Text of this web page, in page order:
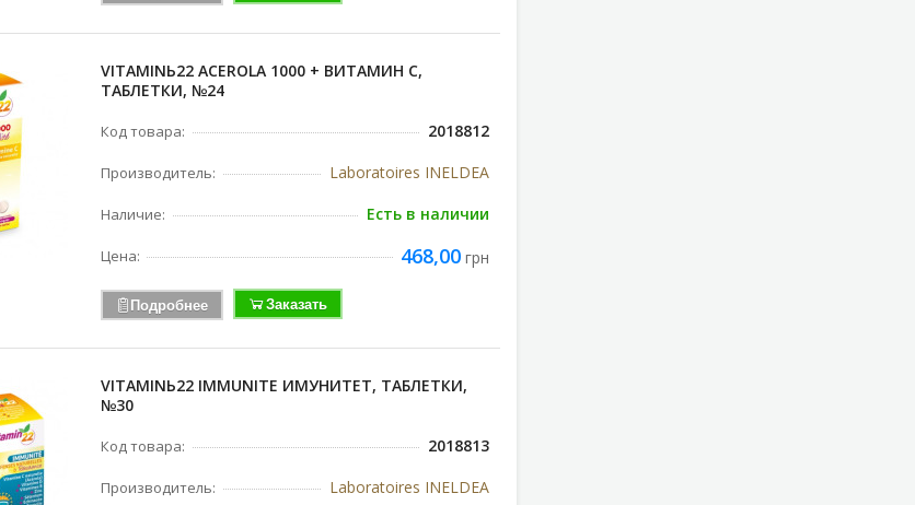
VITAMINЬ22 ACEROLA 1000 + ВИТАМИН С,
ТАБЛЕТКИ, №24
Код товара: 2018812
Производитель: Laboratoires INELDEA
Наличие: Есть в наличии
Цена: 468,00грн
Подробнее Заказать
VITAMINЬ22 IMMUNITE ИМУНИТЕТ, ТАБЛЕТКИ,
№30
Код товара: 2018813
Производитель: Laboratoires INELDEA